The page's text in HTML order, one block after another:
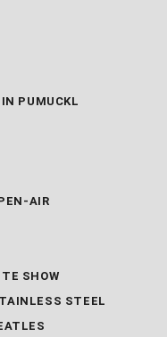
PUMUCKL
AIR
SHOW
STEEL